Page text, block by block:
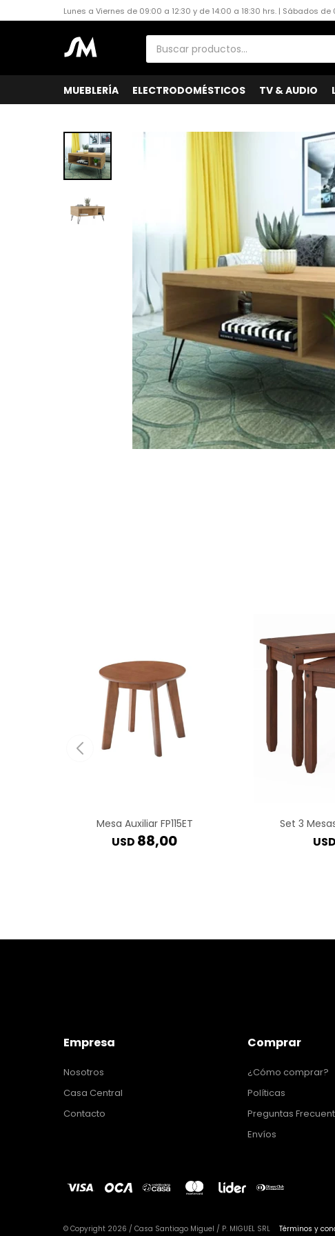
MUEBLERÍA ELECTRODOMÉSTICOS TV & AUDIO
Lunes a Viernes de 09:00 a 12:30 y de 14:00 a 18:30 hrs. | Sábados de
Mesa Auxiliar FP115ET
USD 88,00
Set 3
USD
Empresa
Nosotros
Casa Central
Contacto
Comprar
¿Cómo comprar?
Políticas
Preguntas
Envíos
© Copyright 2026 / Casa Santiago Miguel / P. MIGUEL SRL Términos y